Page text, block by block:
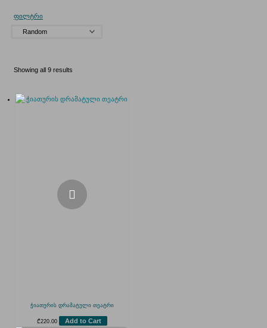
ფილტრი
Showing all 9 results
ჭიათურის დრამატული თეატრი
₾220.00 Add to Cart